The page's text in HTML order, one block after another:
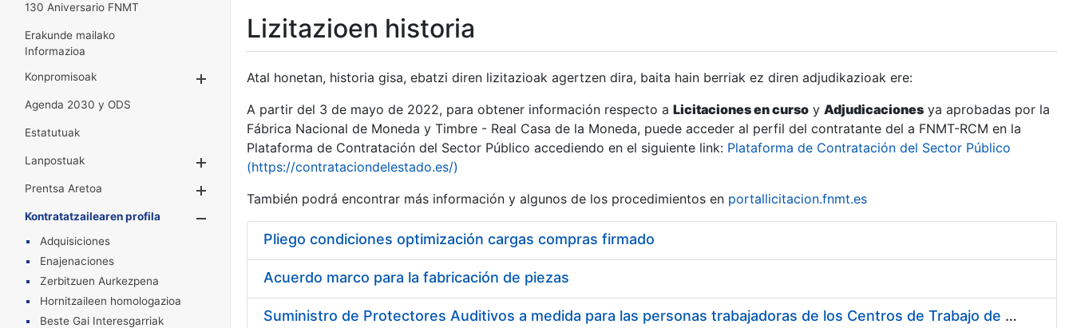
130 Aniversario FNMT
Erakunde mailako
Informazioa
Konpromisoak
Erakutsi/Ezkutatu
Agenda 2030 y ODS
Estatutuak
Lanpostuak
Erakutsi/Ezkutatu
Prentsa Aretoa
Erakutsi/Ezkutatu
Kontratatzailearen profila
Erakutsi/Ezkutatu
Adquisiciones
Enajenaciones
Zerbitzuen Aurkezpena
Hornitzaileen homologazioa
Beste Gai Interesgarriak
Lizitazioen historia
Atal honetan, historia gisa, ebatzi diren lizitazioak agertzen dira, baita hain berriak ez diren adjudikazioak ere:
A partir del 3 de mayo de 2022, para obtener información respecto a Licitaciones en curso y Adjudicaciones ya aprobadas por la
Fábrica Nacional de Moneda y Timbre - Real Casa de la Moneda, puede acceder al perfil del contratante del a FNMT-RCM en la
Plataforma de Contratación del Sector Público accediendo en el siguiente link: Plataforma de Contratación del Sector Público
(https://contrataciondelestado.es/)
También podrá encontrar más información y algunos de los procedimientos en portallicitacion.fnmt.es
Pliego condiciones optimización cargas compras firmado
Acuerdo marco para la fabricación de piezas
Suministro de Protectores Auditivos a medida para las personas trabajadoras de los Centros de Trabajo de Madrid y Burgos